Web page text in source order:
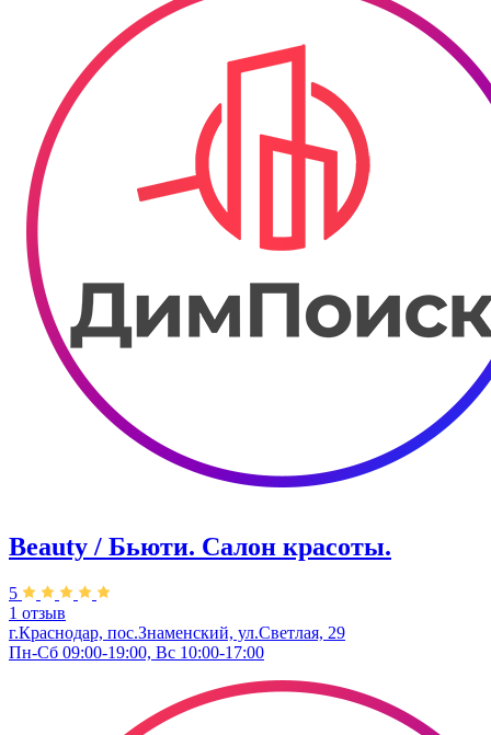
Beauty / Бьюти. Салон красоты.
5
1 отзыв
г.Краснодар, пос.Знаменский, ул.Светлая, 29
Пн-Сб 09:00-19:00, Вс 10:00-17:00